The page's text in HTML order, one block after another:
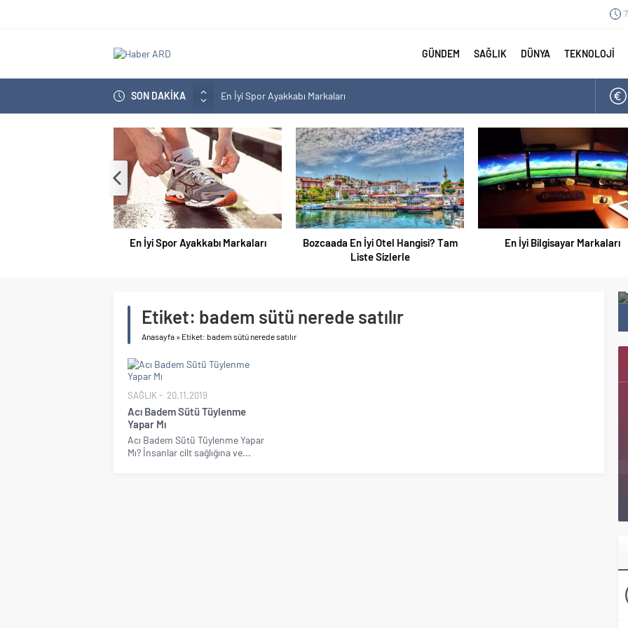
GÜNDEM SAĞLIK DÜNYA TEKNOLOJİ
SON DAKİKA
En İyi Spor Ayakkabı Markaları
Bozcaada En İyi Otel Hangisi? Tam Liste Sizlerle
En İyi Bilgisayar Markaları
En İyi Biotin Hapı Markaları Tam Listesi
En İyi Kargo Firması
En İyi Spor Ayakkabı Markaları
Bozcaada En İyi Otel Hangisi? Tam
Liste Sizlerle
En İyi Bilgisayar Markaları
Etiket: badem sütü nerede satılır
Anasayfa » Etiket: badem sütü nerede satılır
SAĞLIK 20.11.2019
Acı Badem Sütü Tüylenme
Yapar Mı
Acı Badem Sütü Tüylenme Yapar
Mı? İnsanlar cilt sağlığına ve...